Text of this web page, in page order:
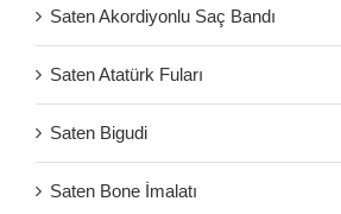
Saten Akordiyonlu Saç Bandı
Saten Atatürk Fuları
Saten Bigudi
Saten Bone İmalatı